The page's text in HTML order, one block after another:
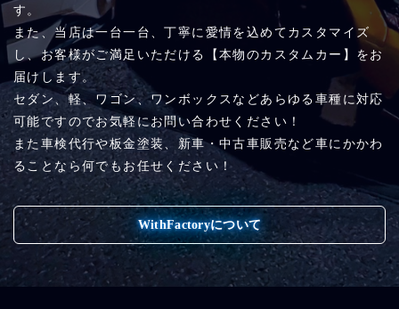
す。
また、当店は一台一台、丁寧に愛情を込めてカスタマイズ
し、お客様がご満足いただける【本物のカスタムカー】をお
届けします。
セダン、軽、ワゴン、ワンボックスなどあらゆる車種に対応
可能ですのでお気軽にお問い合わせください！
また車検代行や板金塗装、新車・中古車販売など車にかかわ
ることなら何でもお任せください！
WithFactoryについて